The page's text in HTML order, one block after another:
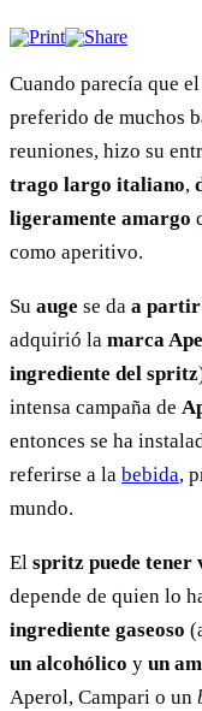
Cuando parecía que
preferido de muchos
reuniones, hizo su
trago largo italiano,
ligeramente amargo
como aperitivo.
Su auge se da a partir
adquirió la marca
ingrediente del spritz
intensa campaña de
entonces se ha
referirse a la bebida,
mundo.
El spritz puede tener
depende de quien lo
ingrediente gaseoso
un alcohólico y un
Aperol, Campari o un